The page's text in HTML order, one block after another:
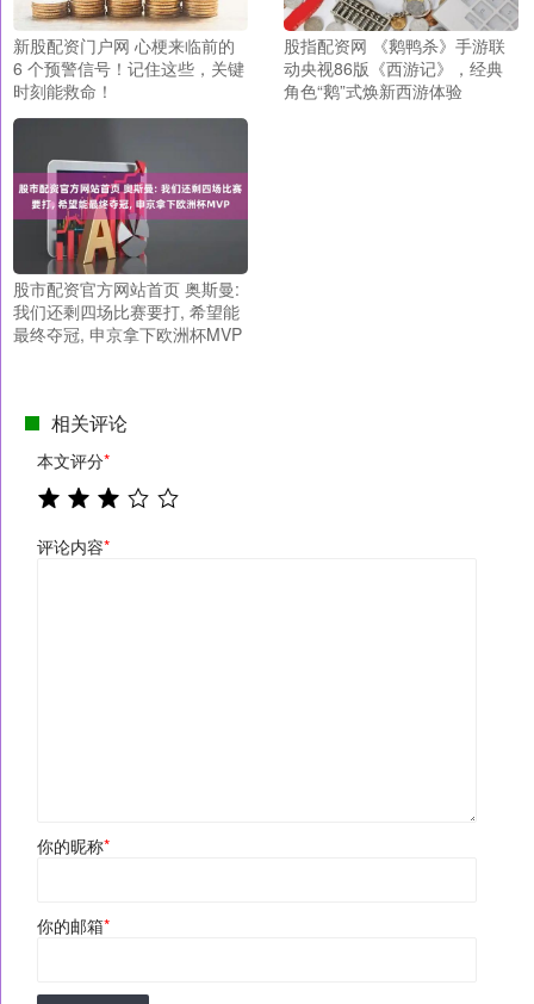
新股配资门户网 心梗来临前的
6 个预警信号！记住这些，关键
时刻能救命！
股指配资网 《鹅鸭杀》手游联
动央视86版《西游记》，经典
角色“鹅”式焕新西游体验
股市配资官方网站首页 奥斯曼:
我们还剩四场比赛要打, 希望能
最终夺冠, 申京拿下欧洲杯MVP
相关评论
本文评分*
评论内容*
你的昵称*
你的邮箱*